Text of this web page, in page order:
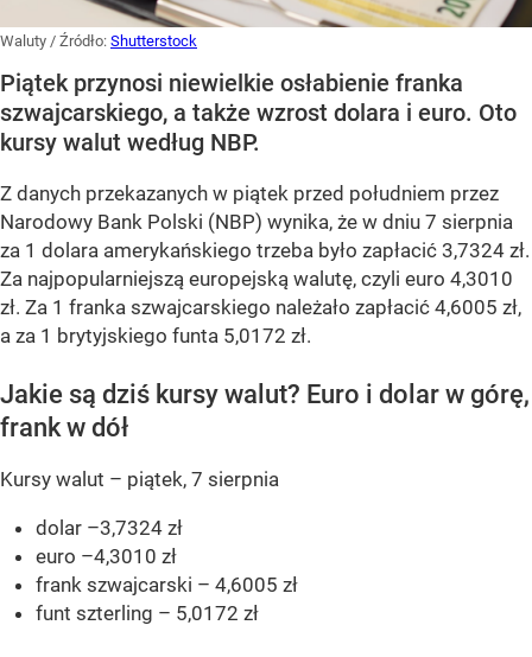
Waluty / Źródło: Shutterstock
Piątek przynosi niewielkie osłabienie franka
szwajcarskiego, a także wzrost dolara i euro. Oto
kursy walut według NBP.
Z danych przekazanych w piątek przed południem przez
Narodowy Bank Polski (NBP) wynika, że w dniu 7 sierpnia
za 1 dolara amerykańskiego trzeba było zapłacić 3,7324 zł.
Za najpopularniejszą europejską walutę, czyli euro 4,3010
zł. Za 1 franka szwajcarskiego należało zapłacić 4,6005 zł,
a za 1 brytyjskiego funta 5,0172 zł.
Jakie są dziś kursy walut? Euro i dolar w górę,
frank w dół
Kursy walut – piątek, 7 sierpnia
dolar –3,7324 zł
euro –4,3010 zł
frank szwajcarski – 4,6005 zł
funt szterling – 5,0172 zł